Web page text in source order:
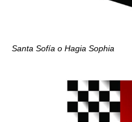
Santa Sofía o Hagia Sophia